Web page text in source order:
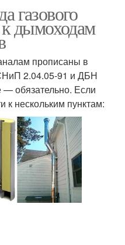
газового
к дымоходам
прописаны в
2.04.05-91 и ДБН
обязательно. Если
к нескольким пунктам: